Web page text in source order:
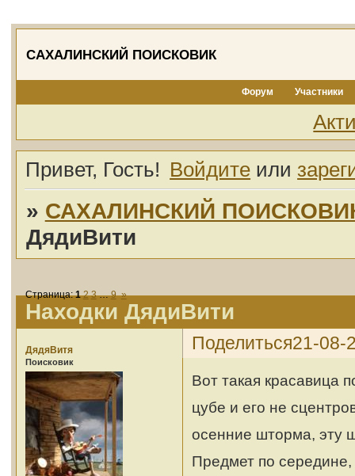
САХАЛИНСКИЙ ПОИСКОВИК
Форум Участники
Привет, Гость! Войдите или
» САХАЛИНСКИЙ
ДядиВити
Находки ДядиВити
Страница:1 2 3 … 9 »
Поделиться21-08-
ДядяВитя
Поисковик
Вот такая красавица
цубе и его не
осенние шторма, эту
Предмет по